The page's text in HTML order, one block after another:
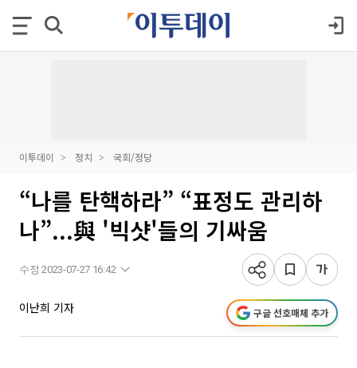
이투데이 정치 국회/정당
“나를 탄핵하라” “표정도 관리하
나”...與 '빅샷'들의 기싸움
수정 2023-07-27 16:42
이난희 기자 구글 선호매체 추가